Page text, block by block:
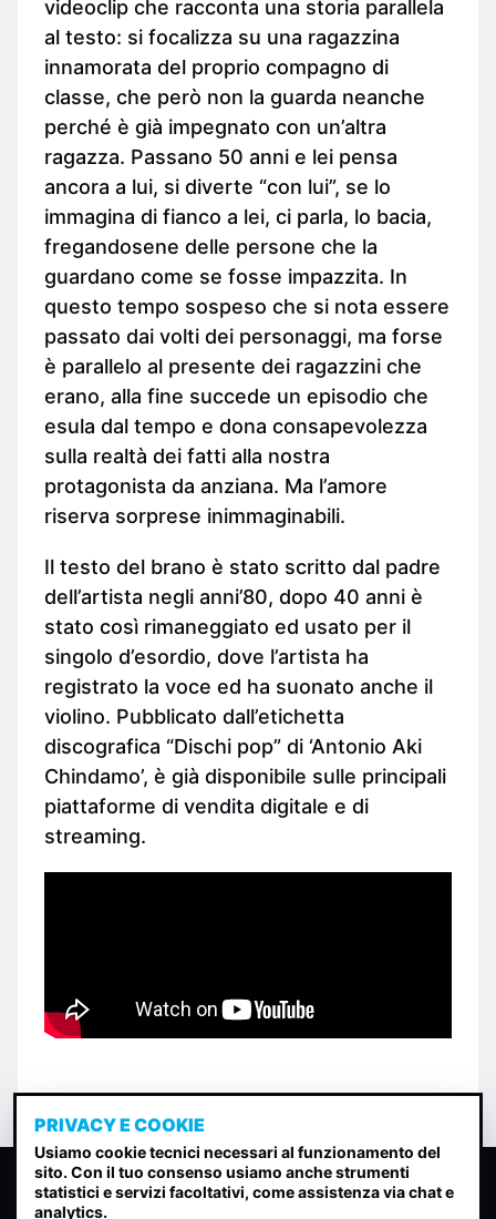
videoclip che racconta una storia parallela
al testo: si focalizza su una ragazzina
innamorata del proprio compagno di
classe, che però non la guarda neanche
perché è già impegnato con un’altra
ragazza. Passano 50 anni e lei pensa
ancora a lui, si diverte “con lui”, se lo
immagina di fianco a lei, ci parla, lo bacia,
fregandosene delle persone che la
guardano come se fosse impazzita. In
questo tempo sospeso che si nota essere
passato dai volti dei personaggi, ma forse
è parallelo al presente dei ragazzini che
erano, alla fine succede un episodio che
esula dal tempo e dona consapevolezza
sulla realtà dei fatti alla nostra
protagonista da anziana. Ma l’amore
riserva sorprese inimmaginabili.
Il testo del brano è stato scritto dal padre
dell’artista negli anni’80, dopo 40 anni è
stato così rimaneggiato ed usato per il
singolo d’esordio, dove l’artista ha
registrato la voce ed ha suonato anche il
violino. Pubblicato dall’etichetta
discografica “Dischi pop” di ‘Antonio Aki
Chindamo’, è già disponibile sulle principali
piattaforme di vendita digitale e di
streaming.
CLASSIFICA INDIE
Classifica per indice di gradimento generata dall analisi di
PRIVACY E COOKIE
Usiamo cookie tecnici necessari al funzionamento del
sito. Con il tuo consenso usiamo anche strumenti
statistici e servizi facoltativi, come assistenza via chat e
analytics.